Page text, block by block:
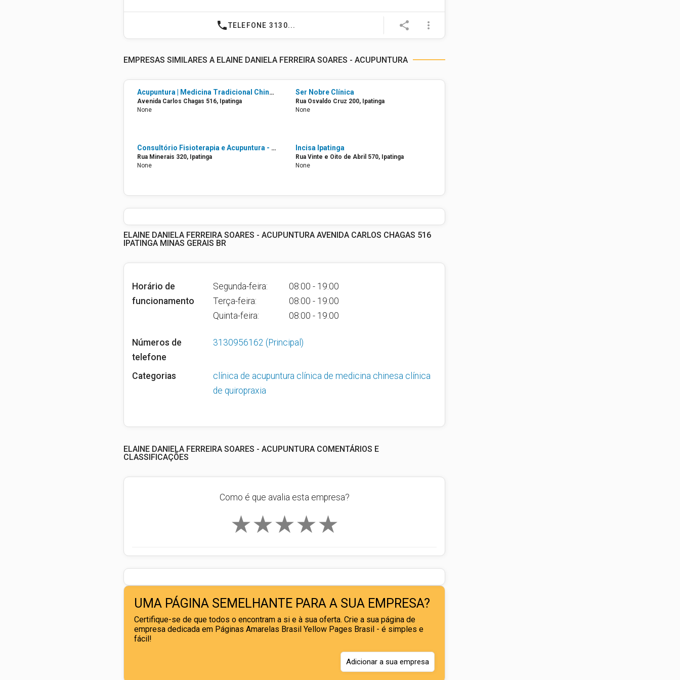
phoneTELEFONE 3130... share more_vert
EMPRESAS SIMILARES A ELAINE DANIELA FERREIRA SOARES - ACUPUNTURA
Acupuntura | Medicina Tradicional Chinesa Consultório Especializado
Avenida Carlos Chagas 516, Ipatinga
None
Ser Nobre Clínica
Rua Osvaldo Cruz 200, Ipatinga
None
Consultório Fisioterapia e Acupuntura - A Caminho do Equilíbrio
Rua Minerais 320, Ipatinga
None
Incisa Ipatinga
Rua Vinte e Oito de Abril 570, Ipatinga
None
ELAINE DANIELA FERREIRA SOARES - ACUPUNTURA AVENIDA CARLOS CHAGAS 516
IPATINGA MINAS GERAIS BR
Horário de
funcionamento
Segunda-feira:
08:00 - 19:00
Terça-feira:
08:00 - 19:00
Quinta-feira:
08:00 - 19:00
Números de
telefone
3130956162 (Principal)
Categorias clínica de acupuntura clínica de medicina chinesa clínica
de quiropraxia
ELAINE DANIELA FERREIRA SOARES - ACUPUNTURA COMENTÁRIOS E
CLASSIFICAÇÕES
Como é que avalia esta empresa?
★
★
★
★
★
UMA PÁGINA SEMELHANTE PARA A SUA EMPRESA?
Certifique-se de que todos o encontram a si e à sua oferta. Crie a sua página de
empresa dedicada em Páginas Amarelas Brasil Yellow Pages Brasil - é simples e
fácil!
Adicionar a sua empresa